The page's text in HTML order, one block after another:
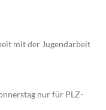
mit der Jugendarbeit
nur für PLZ-